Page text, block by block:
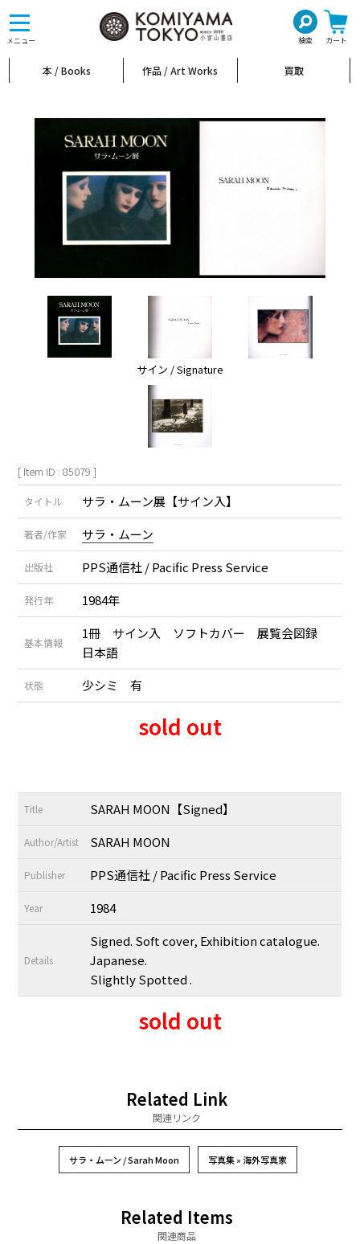
メニュー 検索 カート
toggle
navigation
本 / Books 作品 / Art Works 買取
サイン / Signature
[ Item ID : 85079 ]
タイトル サラ・ムーン展【サイン入】
著者/作家 サラ・ムーン
出版社 PPS通信社 / Pacific Press Service
発行年 1984年
基本情報
1冊 サイン入 ソフトカバー 展覧会図録
日本語
状態 少シミ 有
sold out
Title SARAH MOON【Signed】
Author/Artist SARAH MOON
Publisher PPS通信社 / Pacific Press Service
Year 1984
Details
Signed. Soft cover, Exhibition catalogue.
Japanese.
Slightly Spotted .
sold out
Related Link
関連リンク
サラ・ムーン / Sarah Moon 写真集 » 海外写真家
Related Items
関連商品